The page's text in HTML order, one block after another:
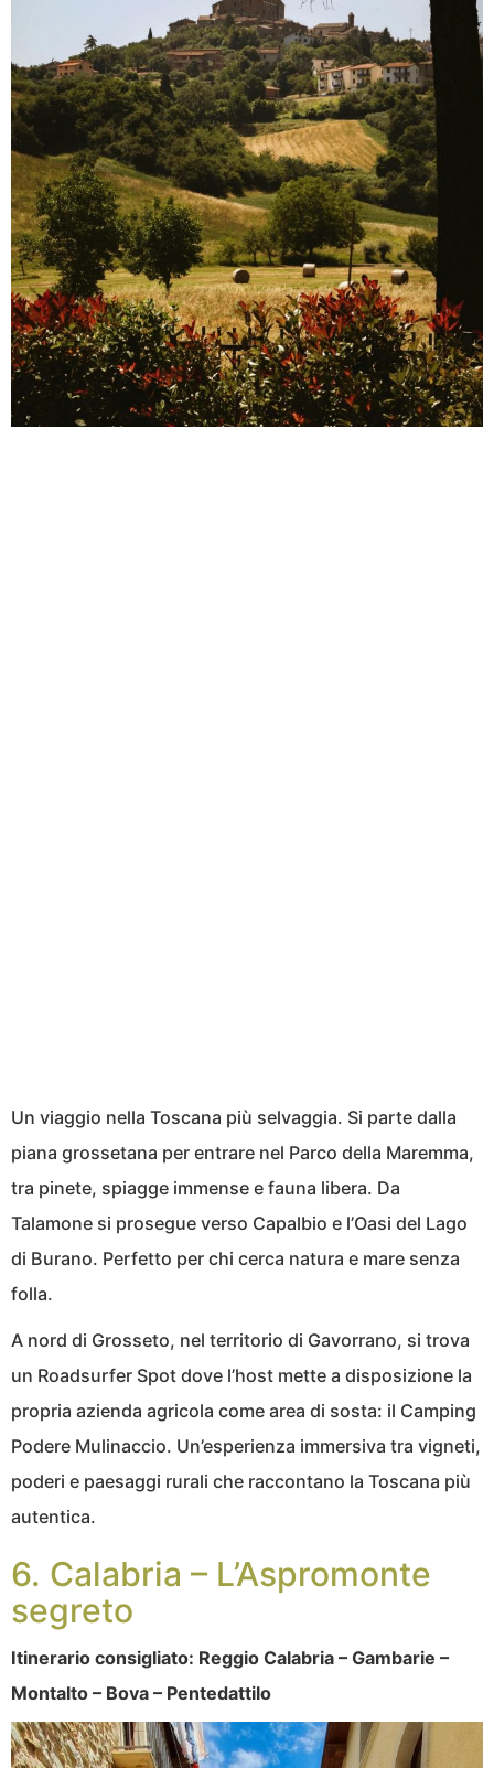
Un viaggio nella Toscana più selvaggia. Si parte dalla
piana grossetana per entrare nel Parco della Maremma,
tra pinete, spiagge immense e fauna libera. Da
Talamone si prosegue verso Capalbio e l’Oasi del Lago
di Burano. Perfetto per chi cerca natura e mare senza
folla.
A nord di Grosseto, nel territorio di Gavorrano, si trova
un Roadsurfer Spot dove l’host mette a disposizione la
propria azienda agricola come area di sosta: il Camping
Podere Mulinaccio. Un’esperienza immersiva tra vigneti,
poderi e paesaggi rurali che raccontano la Toscana più
autentica.
6. Calabria – L’Aspromonte
segreto
Itinerario consigliato: Reggio Calabria – Gambarie –
Montalto – Bova – Pentedattilo